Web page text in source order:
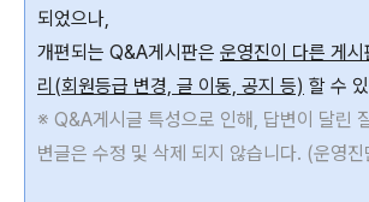
되었으나,
개편되는 Q&A게시판은 운영진이 다른 게
리(회원등급 변경, 글 이동, 공지 등) 할 수
※ Q&A게시글 특성으로 인해, 답변이 달린
변글은 수정 및 삭제 되지 않습니다. (운영진